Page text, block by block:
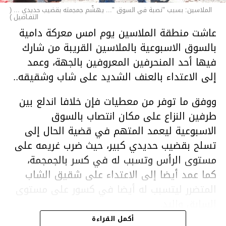
الملاسين: بسبب "نصبة في السوق "... يهشّم جمجمته بقضيب حديدي ... (
التفـاصيل )
عاشت منطقة الملاسين يوم امس معركة دامية
بالسوق الاسبوعية بالملاسين القريبة من شارك
فيها أحد المنحرفين المعروفين بالجهة، وعمد
إلى الاعتداء بالعنف الشديد على شاب وشقيقه..
ووفق ما توفر من معطيات فإن خلافا اندلع بين
طرفين النزاع على مكان انتصاب بالسوق
الاسبوعية ليعمد المتهم في قضية الحال إلى
تسلح بقضيب حديدي كبير، حيث ضرب غريمه على
مستوى الرأس وتسبب له في كسر بالجمجمة،
كما عمد أيضا إلى الاعتداء على شقيق الشاب
المتضرر ليتسبب له أيضا في كسور على مستوى
هذا وقد تمكن أعوان مركز الأمن الوطني بحي
أكمل القراءة